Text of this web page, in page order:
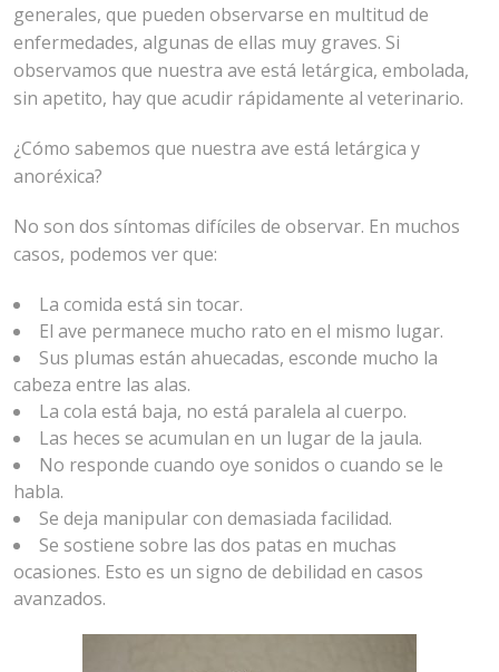
generales, que pueden observarse en multitud de
enfermedades, algunas de ellas muy graves. Si
observamos que nuestra ave está letárgica, embolada,
sin apetito, hay que acudir rápidamente al veterinario.
¿Cómo sabemos que nuestra ave está letárgica y
anoréxica?
No son dos síntomas difíciles de observar. En muchos
casos, podemos ver que:
La comida está sin tocar.
El ave permanece mucho rato en el mismo lugar.
Sus plumas están ahuecadas, esconde mucho la
cabeza entre las alas.
La cola está baja, no está paralela al cuerpo.
Las heces se acumulan en un lugar de la jaula.
No responde cuando oye sonidos o cuando se le
habla.
Se deja manipular con demasiada facilidad.
Se sostiene sobre las dos patas en muchas
ocasiones. Esto es un signo de debilidad en casos
avanzados.